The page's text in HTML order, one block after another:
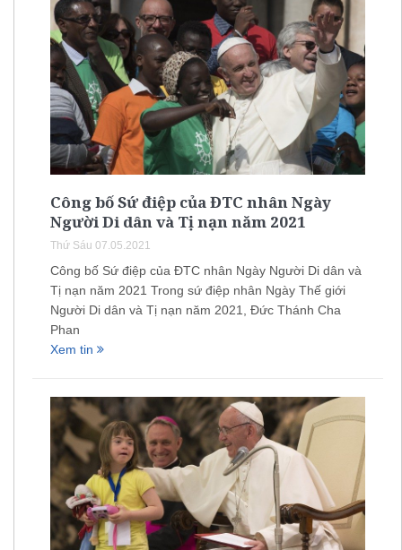
Công bố Sứ điệp của ĐTC nhân Ngày
Người Di dân và Tị nạn năm 2021
Thứ Sáu 07.05.2021
Công bố Sứ điệp của ĐTC nhân Ngày Người Di dân và
Tị nạn năm 2021 Trong sứ điệp nhân Ngày Thế giới
Người Di dân và Tị nạn năm 2021, Đức Thánh Cha
Phan
Xem tin